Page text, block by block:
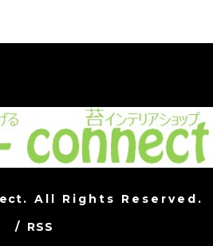
. All Rights Reserved.
/ RSS